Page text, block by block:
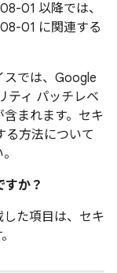
01 以降では、
01 に関連する
スでは、Google
ティ パッチレベ
まれます。セキ
る方法について
か？
した項目は、セキ